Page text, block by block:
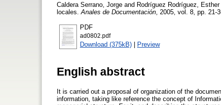
Caldera Serrano, Jorge and Rodríguez Rodríguez, Esther
locales. Anales de Documentación , 2005, vol. 8, pp.
PDF
ad0802.pdf
Download (375kB) | Preview
English abstract
It is carried out a proposal of organization of the
information, taking like reference the concept of